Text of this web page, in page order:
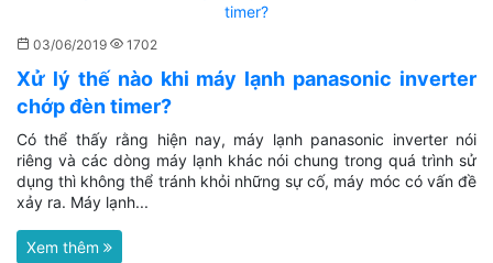
03/06/2019 1702
Xử lý thế nào khi máy lạnh panasonic inverter
chớp đèn timer?
Có thể thấy rằng hiện nay, máy lạnh panasonic inverter nói
riêng và các dòng máy lạnh khác nói chung trong quá trình sử
dụng thì không thể tránh khỏi những sự cố, máy móc có vấn đề
xảy ra. Máy lạnh...
Xem thêm